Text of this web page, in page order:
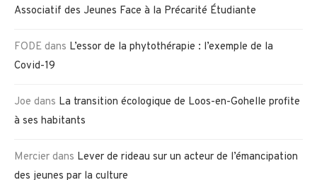
Associatif des Jeunes Face à la Précarité Étudiante
FODE dans L’essor de la phytothérapie : l’exemple de la
Covid-19
Joe dans La transition écologique de Loos-en-Gohelle profite
à ses habitants
Mercier dans Lever de rideau sur un acteur de l’émancipation
des jeunes par la culture